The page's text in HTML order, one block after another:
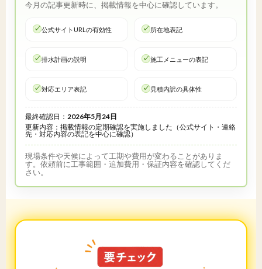
今月の記事更新時に、掲載情報を中心に確認しています。
公式サイトURLの有効性 所在地表記
排水計画の説明 施工メニューの表記
対応エリア表記 見積内訳の具体性
最終確認日： 2026年5月24日
更新内容：掲載情報の定期確認を実施しました（公式サイト・連絡
先・対応内容の表記を中心に確認）
現場条件や天候によって工期や費用が変わることがありま
す。依頼前に工事範囲・追加費用・保証内容を確認してくだ
さい。